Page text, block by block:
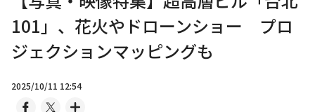
101」、花火やドローンショー プロ
ジェクションマッピングも
2025/10/11 12:54